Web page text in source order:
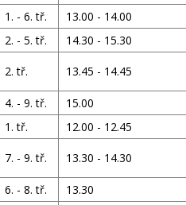
1. - 6. tř.
13.00 - 14.00
2. - 5. tř.
14.30 - 15.30
2. tř. 13.45 - 14.45
4. - 9. tř. 15.00
1. tř.
12.00 - 12.45
7. - 9. tř. 13.30 - 14.30
6. - 8. tř.
13.30